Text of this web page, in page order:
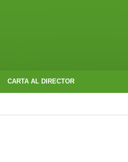
CARTA AL DIRECTOR